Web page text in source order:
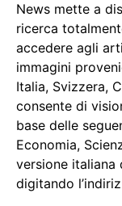
News mette a
ricerca
accedere agli
immagini
Italia, Svizzera,
consente di
base delle
Economia,
versione italiana
digitando